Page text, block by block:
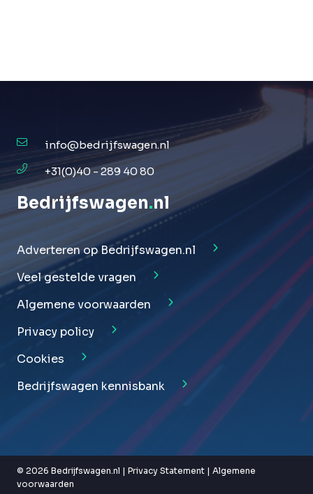
info@bedrijfswagen.nl
+31(0)40 - 289 40 80
Bedrijfswagen.nl
Adverteren op Bedrijfswagen.nl
Veel gestelde vragen
Algemene voorwaarden
Privacy policy
Cookies
Bedrijfswagen kennisbank
© 2026 Bedrijfswagen.nl | Privacy Statement | Algemene
voorwaarden